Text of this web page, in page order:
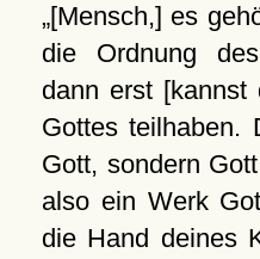
[Mensch,] es
die Ordnung
dann erst
Gottes teilhaben.
Gott, sondern
also ein Werk
die Hand deines